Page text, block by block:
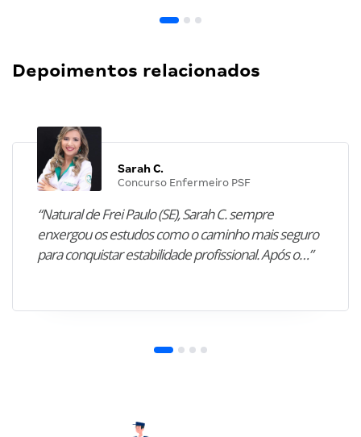
Depoimentos relacionados
Sarah C.
Concurso Enfermeiro PSF
“Natural de Frei Paulo (SE), Sarah C. sempre
enxergou os estudos como o caminho mais seguro
para conquistar estabilidade profissional. Após o…”